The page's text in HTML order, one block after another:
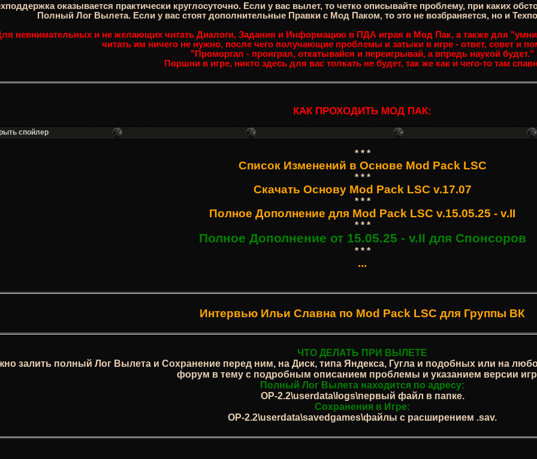
оказывается практически круглосуточно. Если у вас вылет, то четко описывайте проблему, при каких
Полный Лог Вылета. Если у вас стоят дополнительные Правки с Мод Паком, то это не возбраняется, но и
невнимательных и не желающих читать Диалоги, Задания и Информацию в ПДА играя в Мод Пак, а также для
читать им ничего не нужно, после чего получающие проблемы и затыки в игре - ответ, совет и
"Проморгал - проиграл, откатывайся и переигрывай, а впредь наукой будет."
Поршни в игре, никто здесь для вас толкать не будет, так же как и чего-то там
КАК ПРОХОДИТЬ МОД ПАК:
* * *
Список Изменений в Основе Mod Pack LSC
* * *
Скачать Основу Mod Pack LSC v.17.07
* * *
Полное Дополнение для Mod Pack LSC v.15.05.25 - v.II
* * *
Полное Дополнение от 15.05.25 - v.II для Спонсоров
* * *
...
Интервью Ильи Славна по Mod Pack LSC для Группы ВК
ЧТО ДЕЛАТЬ ПРИ ВЫЛЕТЕ
залить полный Лог Вылета и Сохранение перед ним, на Диск, типа Яндекса, Гугла и подобных или на
форум в тему с подробным описанием проблемы и указанием версии
Полный Лог Вылета находится по адресу:
OP-2.2\userdata\logs\первый файл в папке.
Сохранения в Игре:
OP-2.2\userdata\savedgames\файлы с расширением .sav.